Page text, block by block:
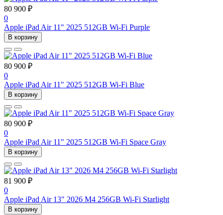
80 900 ₽
0
Apple iPad Air 11" 2025 512GB Wi-Fi Purple
В корзину
80 900 ₽
0
Apple iPad Air 11" 2025 512GB Wi-Fi Blue
В корзину
80 900 ₽
0
Apple iPad Air 11" 2025 512GB Wi-Fi Space Gray
В корзину
81 900 ₽
0
Apple iPad Air 13" 2026 M4 256GB Wi-Fi Starlight
В корзину